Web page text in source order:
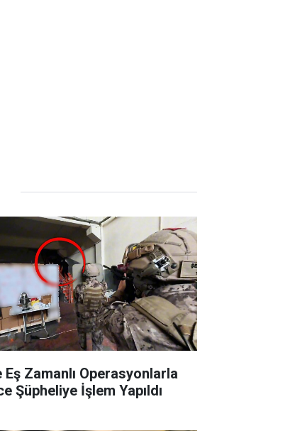
Eş Zamanlı Operasyonlarla
Şüpheliye İşlem Yapıldı